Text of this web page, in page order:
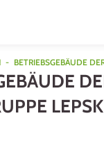
- BETRIEBSGEBÄUDE